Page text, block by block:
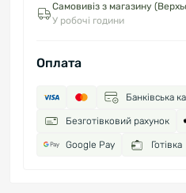
Самовивіз з магазину
У робочі години
Оплата
Банківська
Безготівковий рахунок
Google Pay Готівка